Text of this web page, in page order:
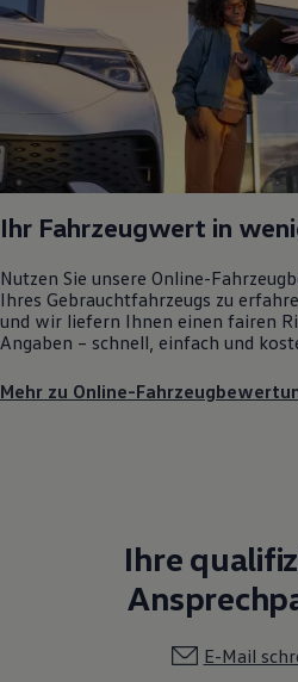
Ihr Fahrzeugwert in
Nutzen Sie unsere Online-
Ihres Gebrauchtfahrzeugs zu
und wir liefern Ihnen einen fairen
Angaben – schnell, einfach und
Mehr zu Online-
Ihre
E-Mail